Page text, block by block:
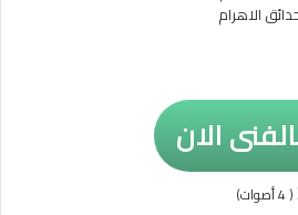
الان
(
4أصوات)